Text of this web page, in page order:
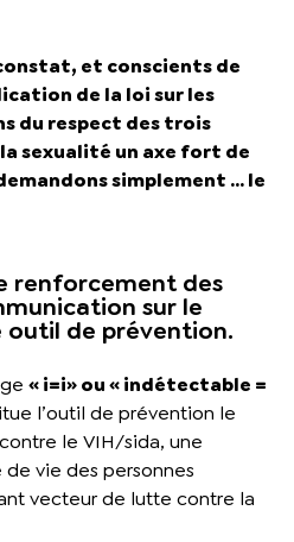
et conscients de
de la loi sur les
du respect des trois
sexualité un axe fort de
simplement … le
renforcement des
sur le
de prévention.
« i=i» ou « indétectable =
l’outil de prévention le
le VIH/sida, une
vie des personnes
vecteur de lutte contre la